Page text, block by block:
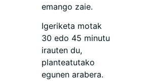
emango zaie.
Igeriketa motak
30 edo 45 minutu
irauten du,
planteatutako
egunen arabera.